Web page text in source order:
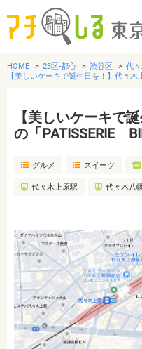
グルメ
美容・健康
おでかけ
生活
HOME 23区-都心 渋谷区 代
【美しいケーキで誕生日を！】代々
【美しいケーキで
の「PATISSERIE
グルメ スイーツ
代々木上原駅 代々木八